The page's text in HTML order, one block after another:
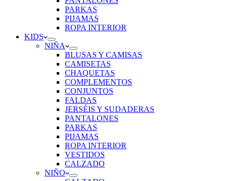
PARKAS
PIJAMAS
ROPA INTERIOR
KIDS
NIÑA
BLUSAS Y CAMISAS
CAMISETAS
CHAQUETAS
COMPLEMENTOS
CONJUNTOS
FALDAS
JERSÉIS Y SUDADERAS
PANTALONES
PARKAS
PIJAMAS
ROPA INTERIOR
VESTIDOS
CALZADO
NIÑO